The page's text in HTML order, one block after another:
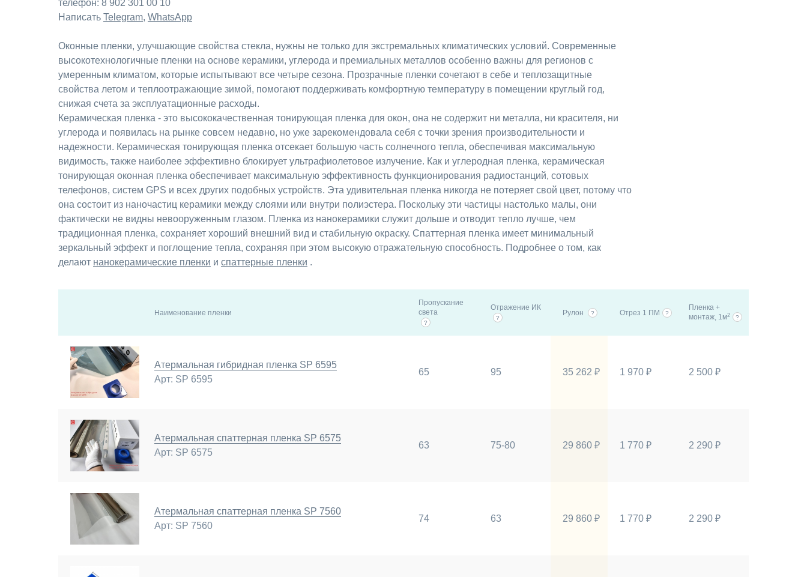
телефон: 8 902 301 00 10
Написать Telegram, WhatsApp
Оконные пленки, улучшающие свойства стекла, нужны не только для экстремальных климатических условий. Современные
высокотехнологичные пленки на основе керамики, углерода и премиальных металлов особенно важны для регионов с
умеренным климатом, которые испытывают все четыре сезона. Прозрачные пленки сочетают в себе и теплозащитные
свойства летом и теплоотражающие зимой, помогают поддерживать комфортную температуру в помещении круглый год,
снижая счета за эксплуатационные расходы.
Керамическая пленка - это высококачественная тонирующая пленка для окон, она не содержит ни металла, ни красителя, ни
углерода и появилась на рынке совсем недавно, но уже зарекомендовала себя с точки зрения производительности и
надежности. Керамическая тонирующая пленка отсекает большую часть солнечного тепла, обеспечивая максимальную
видимость, также наиболее эффективно блокирует ультрафиолетовое излучение. Как и углеродная пленка, керамическая
тонирующая оконная пленка обеспечивает максимальную эффективность функционирования радиостанций, сотовых
телефонов, систем GPS и всех других подобных устройств. Эта удивительная пленка никогда не потеряет свой цвет, потому что
она состоит из наночастиц керамики между слоями или внутри полиэстера. Поскольку эти частицы настолько малы, они
фактически не видны невооруженным глазом. Пленка из нанокерамики служит дольше и отводит тепло лучше, чем
традиционная пленка, сохраняет хороший внешний вид и стабильную окраску. Спаттерная пленка имеет минимальный
зеркальный эффект и поглощение тепла, сохраняя при этом высокую отражательную способность. Подробнее о том, как
делают нанокерамические пленки и спаттерные пленки .
Наименование пленки
Пропускание
света
?
Отражение ИК
?
Рулон ? Отрез 1 ПМ ?
Пленка +
монтаж, 1м2 ?
Атермальная гибридная пленка SP 6595
Арт: SP 6595
65 95 35 262 ₽ 1 970 ₽ 2 500 ₽
Атермальная спаттерная пленка SP 6575
Арт: SP 6575
63 75-80 29 860 ₽ 1 770 ₽ 2 290 ₽
Атермальная спаттерная пленка SP 7560
Арт: SP 7560
74 63 29 860 ₽ 1 770 ₽ 2 290 ₽